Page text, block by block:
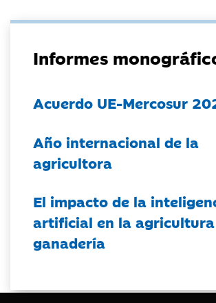
Informes
Acuerdo UE-Mercosur
Año internacional de la
agricultora
El impacto de la
artificial en la
ganadería